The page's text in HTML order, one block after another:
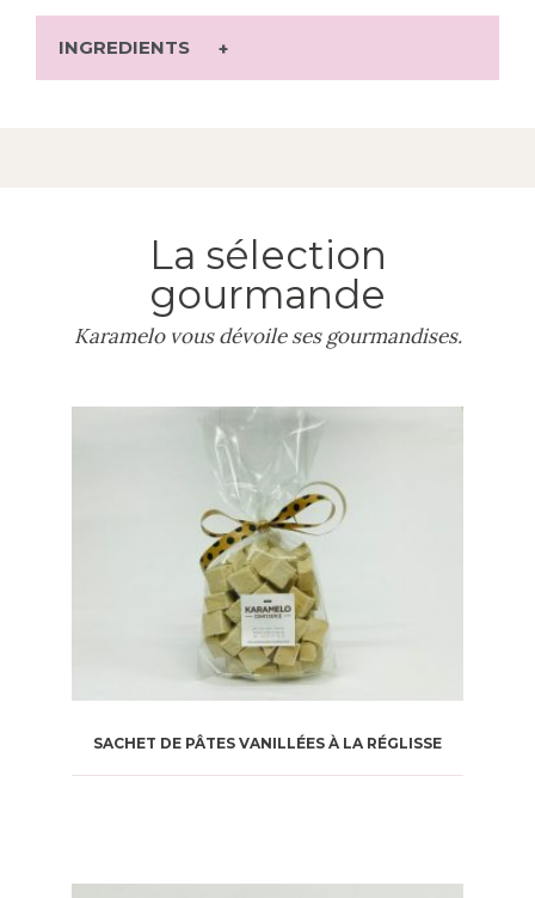
INGREDIENTS
La sélection
gourmande
Karamelo vous dévoile ses gourmandises.
SACHET DE PÂTES VANILLÉES À LA RÉGLISSE